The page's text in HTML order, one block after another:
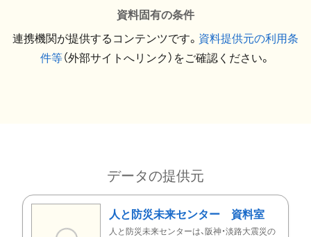
資料固有の条件
連携機関が提供するコンテンツです。 資料提供元の利用条
件等（外部サイトへリンク）をご確認ください。
データの提供元
人と防災未来センター 資料室
人と防災未来センターは、阪神・淡路大震災の